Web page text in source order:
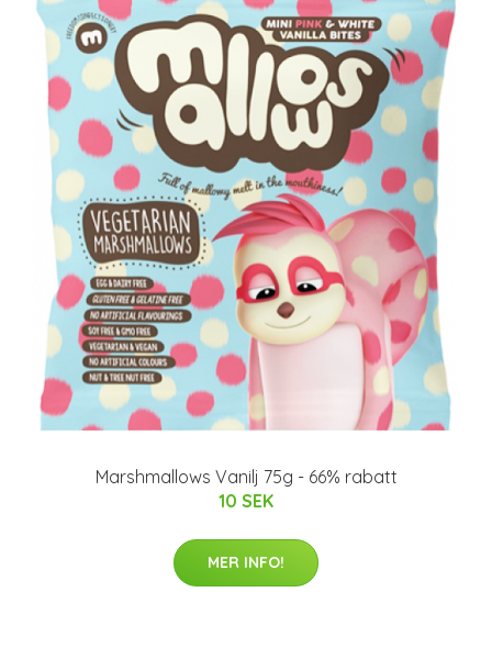
Marshmallows Vanilj 75g - 66% rabatt
10 SEK
MER INFO!